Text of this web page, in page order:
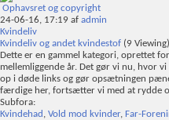
Ophavsret og copyright
24-06-16, 17:19 af admin
Kvindeliv
Kvindeliv og andet kvindestof (9 Viewing)
Dette er en gammel kategori, oprettet
mellemliggende år. Det gør vi nu, hvor
op i døde links og gør opsætningen
færdige her, fortsætter vi med at rydde
Subfora:
Kvindehad , Vold mod kvinder, Far-